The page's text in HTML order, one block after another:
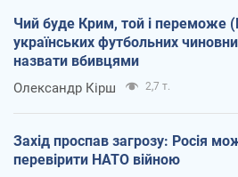
Чий буде Крим, той і переможе
українських футбольних
назвати вбивцями
Олександр Кірш 2,7 т.
Захід проспав загрозу: Росія
перевірити НАТО війною